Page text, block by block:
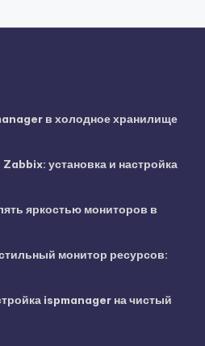
в холодное хранилище
установка и настройка
яркостью мониторов в
монитор ресурсов:
ispmanager на чистый